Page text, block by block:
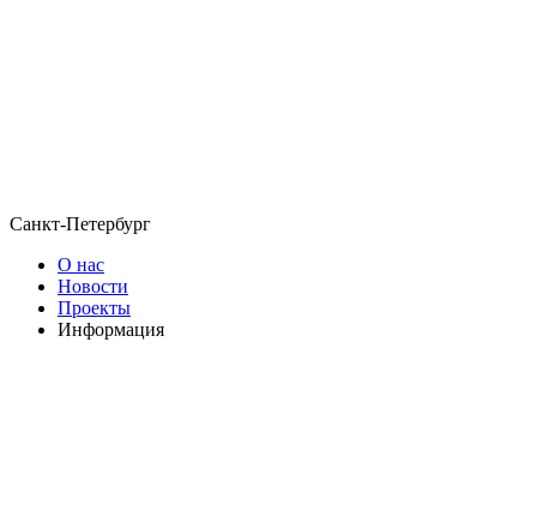
Санкт-Петербург
О нас
Новости
Проекты
Информация